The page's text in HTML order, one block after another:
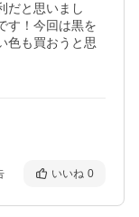
だと思いまし
す！今回は黒を
色も買おうと思
いいね 0